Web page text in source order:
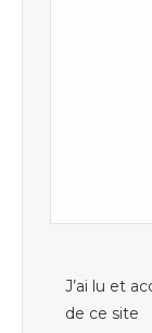
J’ai lu et
de ce site